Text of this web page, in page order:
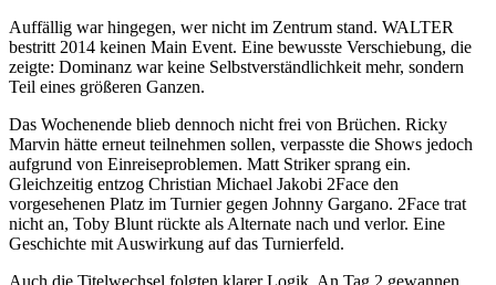
Auffällig war hingegen, wer nicht im Zentrum stand. WALTER
bestritt 2014 keinen Main Event. Eine bewusste Verschiebung, die
zeigte: Dominanz war keine Selbstverständlichkeit mehr, sondern
Teil eines größeren Ganzen.
Das Wochenende blieb dennoch nicht frei von Brüchen. Ricky
Marvin hätte erneut teilnehmen sollen, verpasste die Shows jedoch
aufgrund von Einreiseproblemen. Matt Strikersprang ein.
Gleichzeitig entzog Christian Michael Jakobi 2Face den
vorgesehenen Platz im Turnier gegen Johnny Gargano. 2Face trat
nicht an, Toby Blunt rückte als Alternate nach und verlor. Eine
Geschichte mit Auswirkung auf das Turnierfeld.
Auch die Titelwechsel folgten klarer Logik. An Tag 2 gewannen